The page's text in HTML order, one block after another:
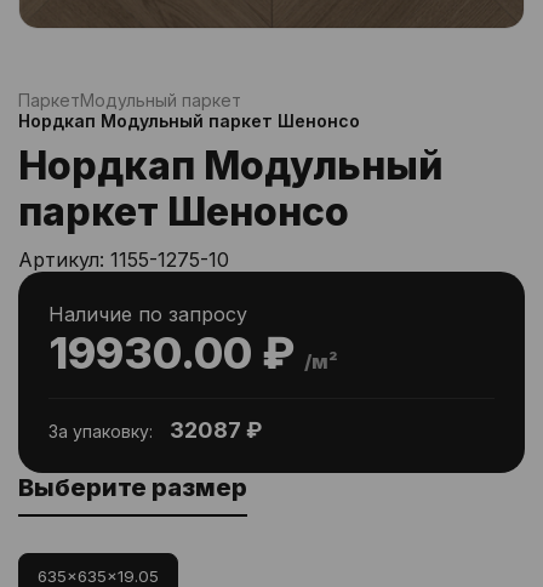
ПаркетМодульный паркет
Нордкап Модульный паркет Шенонсо
Нордкап Модульный
паркет Шенонсо
Артикул: 1155-1275-10
19930.00 ₽ /м²
Наличие по запросу
За упаковку: 32087 ₽
Выберите размер
635x635x19.05